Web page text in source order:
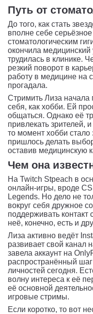
Путь от
До того, как стать
вполне себе
стоматологическим
окончила медицинский
трудилась в клинике.
резкий поворот в
работу в медицине на
прогадала.
Стримить Лиза начала
себя, как хобби. Ей
общаться. Однако её
привлекать зрителей,
то момент хобби стало
пришлось делать
оставив медицинскую
Чем она
На Twitch Stpeach в
онлайн-игры, вроде
Legends. Но дело не
вокруг себя дружное
поддерживать
неё, конечно, есть и
Лиза активно ведёт
развивает свой канал
завела аккаунт на
распространённый
личностей сегодня.
волну интереса к её
её основной
игровые стримы.
Если коротко, то вот